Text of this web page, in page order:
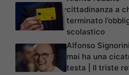
cittadinanza a
terminato
scolastico
Alfonso
mai ha una
testa | Il triste